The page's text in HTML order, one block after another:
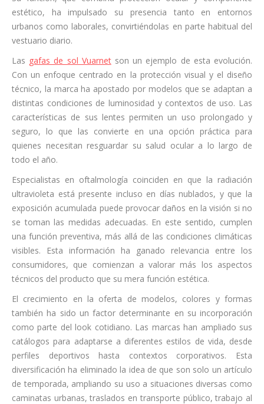
estético, ha impulsado su presencia tanto en entornos
urbanos como laborales, convirtiéndolas en parte habitual del
vestuario diario.
Las gafas de sol Vuarnetson un ejemplo de esta evolución.
Con un enfoque centrado en la protección visual y el diseño
técnico, la marca ha apostado por modelos que se adaptan a
distintas condiciones de luminosidad y contextos de uso. Las
características de sus lentes permiten un uso prolongado y
seguro, lo que las convierte en una opción práctica para
quienes necesitan resguardar su salud ocular a lo largo de
todo el año.
Especialistas en oftalmología coinciden en que la radiación
ultravioleta está presente incluso en días nublados, y que la
exposición acumulada puede provocar daños en la visión si no
se toman las medidas adecuadas. En este sentido, cumplen
una función preventiva, más allá de las condiciones climáticas
visibles. Esta información ha ganado relevancia entre los
consumidores, que comienzan a valorar más los aspectos
técnicos del producto que su mera función estética.
El crecimiento en la oferta de modelos, colores y formas
también ha sido un factor determinante en su incorporación
como parte del look cotidiano. Las marcas han ampliado sus
catálogos para adaptarse a diferentes estilos de vida, desde
perfiles deportivos hasta contextos corporativos. Esta
diversificación ha eliminado la idea de que son solo un artículo
de temporada, ampliando su uso a situaciones diversas como
caminatas urbanas, traslados en transporte público, trabajo al